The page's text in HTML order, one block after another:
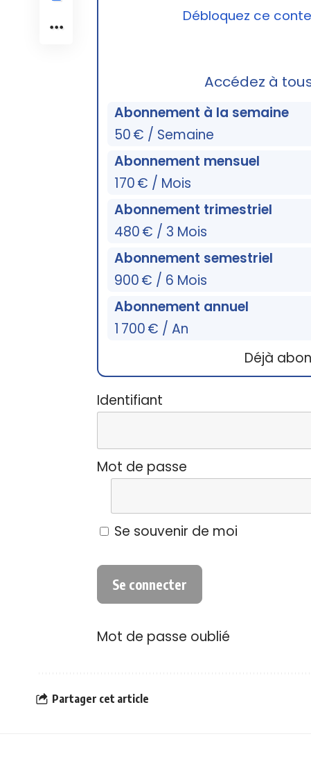
Débloquez ce
Accédez à
Abonnement à la semaine
50 € / Semaine
Abonnement mensuel
170 € / Mois
Abonnement trimestriel
480 € / 3 Mois
Abonnement semestriel
900 € / 6 Mois
Abonnement annuel
1 700 € / An
Déjà
Identifiant
Mot de passe
Se souvenir de moi
Mot de passe oublié
Partager cet article